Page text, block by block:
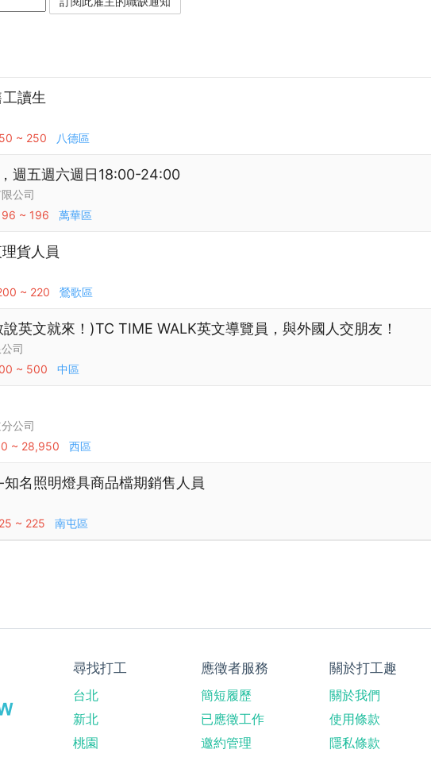
讀生
~ 250 八德區
週五週六週日18:00-24:00
公司
~ 196 萬華區
貨人員
~ 220 鶯歌區
英文就來！)TC TIME WALK英文導覽員，與外國人交朋友！
司
~ 500 中區
公司
~ 28,950 西區
名照明燈具商品檔期銷售人員
~ 225 南屯區
尋找打工
台北
新北
桃園
應徵者服務
簡短履歷
已應徵工作
邀約管理
關於打工趣
關於我們
使用條款
隱私條款